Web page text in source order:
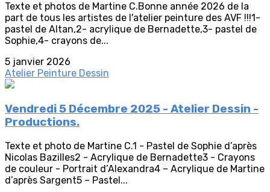
Texte et photos de Martine C.Bonne année 2026 de la
part de tous les artistes de l'atelier peinture des AVF !!!1-
pastel de Altan,2- acrylique de Bernadette,3- pastel de
Sophie,4- crayons de...
5 janvier 2026
Atelier Peinture Dessin
Vendredi 5 Décembre 2025 - Atelier Dessin -
Productions.
Texte et photo de Martine C.1 - Pastel de Sophie d’après
Nicolas Bazilles2 - Acrylique de Bernadette3 - Crayons
de couleur - Portrait d’Alexandra4 – Acrylique de Martine
d’après Sargent5 – Pastel...